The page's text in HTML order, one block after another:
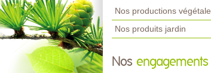
Nos productions
Nos produits jardin
Nos engagements